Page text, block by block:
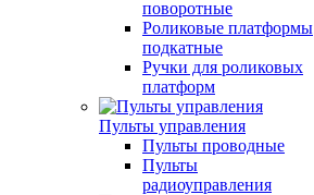
поворотные
Роликовые платформы
подкатные
Ручки для роликовых
платформ
Пульты управления
Пульты проводные
Пульты
радиоуправления